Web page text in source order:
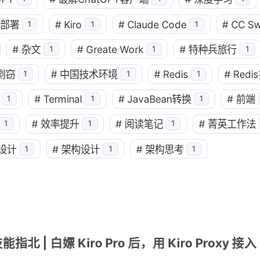
论
Saga模式的实践？另
兴
署 1 # Kiro 1 # Claude Code 1 # CC
# 杂文 1 # Greate Work 1 # 特种兵旅行 1
窃 1 # 中国技术环境 1 # Redis 1 #
1 # Terminal 1 # JavaBean转换 1 # 前端
1 # 效率提升 1 # 阅读笔记 1 # 菁英工作法
计 1 # 架构设计 1 # 架构思考 1
能指北 | 白嫖 Kiro Pro 后，用 Kiro Proxy 接